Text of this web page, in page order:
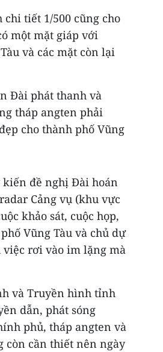
tiết 1/500 cũng cho
một mặt giáp với
và các mặt còn lại
Đài phát thanh và
tháp angten phải
cho thành phố Vũng
đề nghị Đài hoán
Cảng vụ (khu vực
khảo sát, cuộc họp,
Vũng Tàu và chủ dự
việc rơi vào im lặng mà
và Truyền hình tỉnh
dẫn, phát sóng
phủ, tháp angten và
còn cần thiết nên ngày